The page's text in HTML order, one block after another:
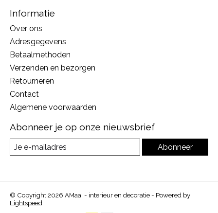
Informatie
Over ons
Adresgegevens
Betaalmethoden
Verzenden en bezorgen
Retourneren
Contact
Algemene voorwaarden
Abonneer je op onze nieuwsbrief
Abonneer
© Copyright 2026 AMaai - interieur en decoratie - Powered by
Lightspeed